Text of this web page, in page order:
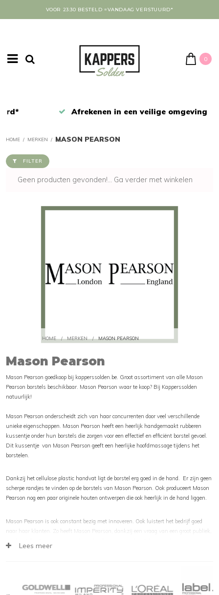
VOOR 23:30 BESTELD =VANDAAG VERSTUURD*
0
Afrekenen in een veilige omgeving
HOME / MERKEN / MASON PEARSON
FILTER
Geen producten gevonden!... Ga verder met winkelen
HOME / MERKEN / MASON PEARSON
Mason Pearson
Mason Pearson goedkoop bij kapperssolden.be. Groot assortiment van alle Mason
Pearson borstels beschikbaar. Mason Pearson waar te koop? Bij Kapperssolden
natuurlijk!
Mason Pearson onderscheidt zich van haar concurrenten door veel verschillende
unieke eigenschappen. Mason Pearson heeft een heerlijk handgemaakt rubberen
kussentje onder hun borstels die zorgen voor een effectief en efficiënt borstel gevoel.
Dit kussentje van Mason Pearson geeft een heerlijke hoofdmassage tijdens het
borstelen.
Dankzij het cellulose plastic handvat ligt de borstel erg goed in de hand. Er zijn geen
scherpe randjes te vinden op de borstels van Mason Pearson. Ook produceert Mason
Pearson nog een paar originele houten ontwerpen die ook heerlijk in de hand liggen.
Mason Pearson is ook constant bezig met innoveren. Ook luistert het bedrijf goed
naar haar klanten. Zo heeft Mason Pearson, dankzij een vraag van een groot publiek,
met minder haar.
mee te gaan. Dankzij krachtige materialen zal uw borstel jaren meegaan!
Lees meer